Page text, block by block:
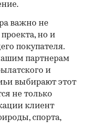
важно не
но и
покупателя.
партнерам
и
выбирают этот
не только
клиент
спорта,